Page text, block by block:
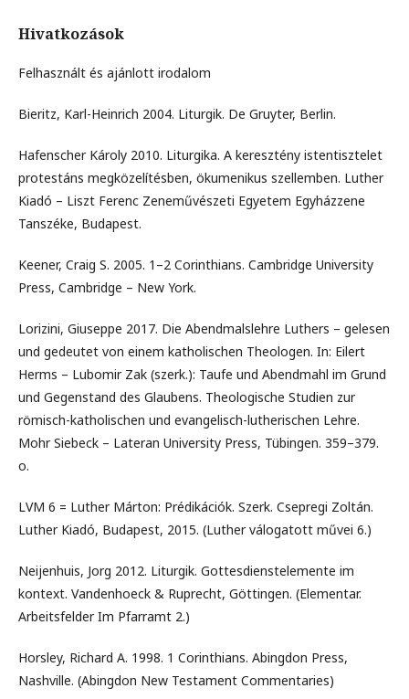
Hivatkozások
Felhasznált és ajánlott irodalom
Bieritz, Karl-Heinrich 2004. Liturgik. De Gruyter, Berlin.
Hafenscher Károly 2010. Liturgika. A keresztény istentisztelet
protestáns megközelítésben, ökumenikus szellemben. Luther
Kiadó – Liszt Ferenc Zeneművészeti Egyetem Egyházzene
Tanszéke, Budapest.
Keener, Craig S. 2005. 1–2 Corinthians. Cambridge University
Press, Cambridge – New York.
Lorizini, Giuseppe 2017. Die Abendmalslehre Luthers – gelesen
und gedeutet von einem katholischen Theologen. In: Eilert
Herms – Lubomir Zak (szerk.): Taufe und Abendmahl im Grund
und Gegenstand des Glaubens. Theologische Studien zur
römisch-katholischen und evangelisch-lutherischen Lehre.
Mohr Siebeck – Lateran University Press, Tübingen. 359–379.
o.
LVM 6 = Luther Márton: Prédikációk. Szerk. Csepregi Zoltán.
Luther Kiadó, Budapest, 2015. (Luther válogatott művei 6.)
Neijenhuis, Jorg 2012. Liturgik. Gottesdienstelemente im
kontext. Vandenhoeck & Ruprecht, Göttingen. (Elementar.
Arbeitsfelder Im Pfarramt 2.)
Horsley, Richard A. 1998. 1 Corinthians. Abingdon Press,
Nashville. (Abingdon New Testament Commentaries)